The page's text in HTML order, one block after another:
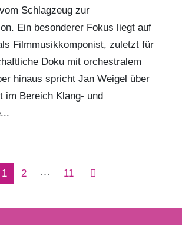
Schlagzeug zur
Ein besonderer Fokus liegt auf
Filmmusikkomponist, zuletzt für
Doku mit orchestralem
hinaus spricht Jan Weigel über
im Bereich Klang- und
1 2 … 11